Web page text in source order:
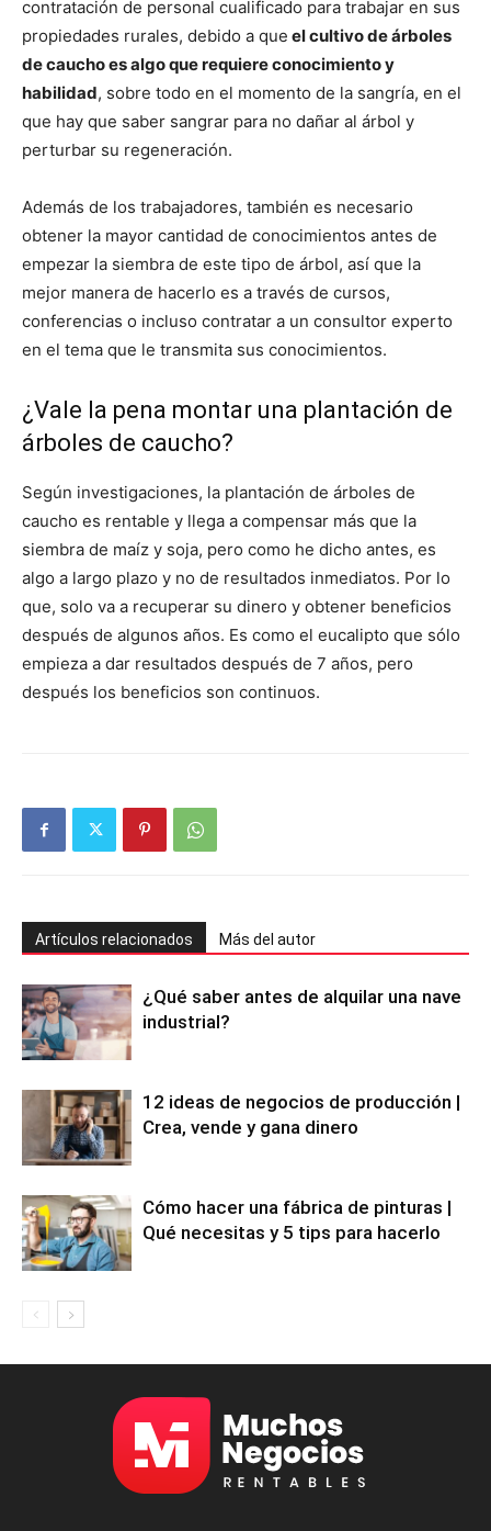
contratación de personal cualificado para trabajar en sus
propiedades rurales, debido a que el cultivo de árboles
de caucho es algo que requiere conocimiento y
habilidad, sobre todo en el momento de la sangría, en el
que hay que saber sangrar para no dañar al árbol y
perturbar su regeneración.
Además de los trabajadores, también es necesario
obtener la mayor cantidad de conocimientos antes de
empezar la siembra de este tipo de árbol, así que la
mejor manera de hacerlo es a través de cursos,
conferencias o incluso contratar a un consultor experto
en el tema que le transmita sus conocimientos.
¿Vale la pena montar una plantación de
árboles de caucho?
Según investigaciones, la plantación de árboles de
caucho es rentable y llega a compensar más que la
siembra de maíz y soja, pero como he dicho antes, es
algo a largo plazo y no de resultados inmediatos. Por lo
que, solo va a recuperar su dinero y obtener beneficios
después de algunos años. Es como el eucalipto que sólo
empieza a dar resultados después de 7 años, pero
después los beneficios son continuos.
Artículos relacionados Más del autor
¿Qué saber antes de alquilar una nave
industrial?
12 ideas de negocios de producción |
Crea, vende y gana dinero
Cómo hacer una fábrica de pinturas |
Qué necesitas y 5 tips para hacerlo